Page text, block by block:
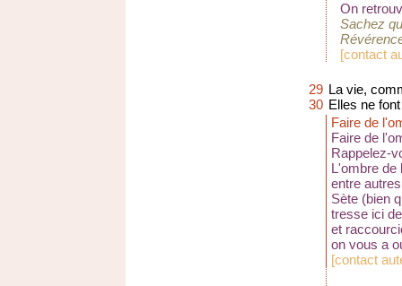
On
Sachez
[contact
29 La vie,
30 Elles ne
Faire de
Faire de
Rappelez-
L'ombre de
entre
Sète (bien
tresse ici
et
on vous a
[contact